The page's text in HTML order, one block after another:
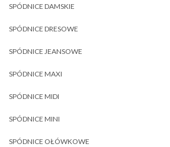
SPÓDNICE DAMSKIE
SPÓDNICE DRESOWE
SPÓDNICE JEANSOWE
SPÓDNICE MAXI
SPÓDNICE MIDI
SPÓDNICE MINI
SPÓDNICE OŁÓWKOWE